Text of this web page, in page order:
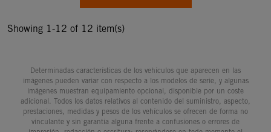
Showing 1-12 of 12 item(s)
Determinadas características de los vehículos que aparecen en las
imágenes pueden variar con respecto a los modelos de serie, y algunas
imágenes muestran equipamiento opcional, disponible por un coste
adicional. Todos los datos relativos al contenido del suministro, aspecto,
prestaciones, medidas y pesos de los vehículos se ofrecen de forma no
vinculante y sin garantía alguna frente a confusiones o errores de